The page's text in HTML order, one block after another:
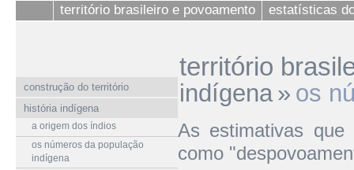
território brasileiro e povoamento estatísticas
construção do território
história indígena
a origem dos índios
os números da população
indígena
território
indígena » os
As estimativas que
como